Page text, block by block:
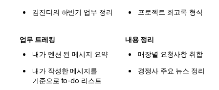
김잔디의 하반기 업무 정리
프로젝트 회고록 형식
업무 트레킹
내가 멘션 된 메시지 요약
내가 작성한 메시지를
기준으로 to-do 리스트
내용 정리
매장별 요청사항 취합
경쟁사 주요 뉴스 정리